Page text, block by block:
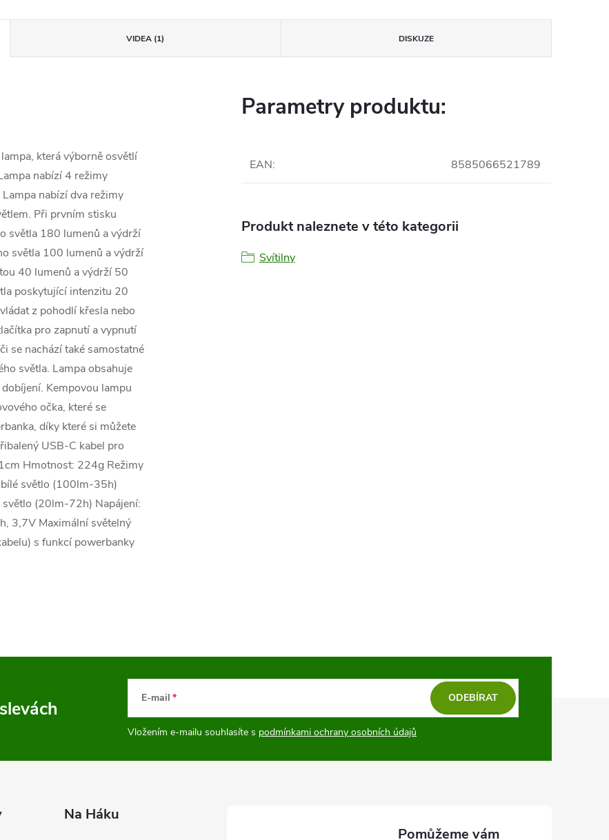
VIDEA (1) DISKUZE
která výborně osvětlí
nabízí 4 režimy
nabízí dva režimy
Při prvním stisku
světla 180 lumenů a výdrží
světla 100 lumenů a výdrží
40 lumenů a výdrží 50
poskytující intenzitu 20
z pohodlí křesla nebo
pro zapnutí a vypnutí
se nachází také samostatné
světla. Lampa obsahuje
Kempovou lampu
očka, které se
díky které si můžete
USB-C kabel pro
Hmotnost: 224g Režimy
světlo (100lm-35h)
(20lm-72h) Napájení:
3,7V Maximální světelný
s funkcí powerbanky
Parametry produktu:
EAN: 8585066521789
Produkt naleznete v této kategorii
Svítilny
E-mail
Vložením e-mailu souhlasíte s podmínkami ochrany osobních údajů
ODEBÍRAT
Na Háku